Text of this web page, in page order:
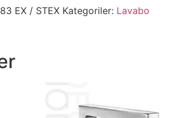
EX / STEX Kategoriler: Lavabo